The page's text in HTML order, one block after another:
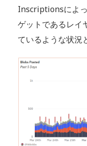
Inscriptionsによ
ゲットであるレイ
ているような状況